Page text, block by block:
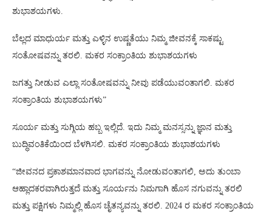
ಶುಭಾಶಯಗಳು.
ಬೆಲ್ಲದ ಮಾಧುರ್ಯ ಮತ್ತು ಎಳ್ಳಿನ ಉಷ್ಣತೆಯು ನಿಮ್ಮ ಜೀವನಕ್ಕೆ ಸಾಕಷ್ಟು
ಸಂತೋಷವನ್ನು ತರಲಿ. ಮಕರ ಸಂಕ್ರಾಂತಿಯ ಶುಭಾಶಯಗಳು
ಜಗತ್ತು ನೀಡುವ ಎಲ್ಲಾ ಸಂತೋಷವನ್ನು ನೀವು ಪಡೆಯುವಂತಾಗಲಿ. ಮಕರ
ಸಂಕ್ರಾಂತಿಯ ಶುಭಾಶಯಗಳು”
ಸೂರ್ಯ ಮತ್ತು ಸುಗ್ಗಿಯ ಹಬ್ಬ ಇಲ್ಲಿದೆ. ಇದು ನಿಮ್ಮ ಮನಸ್ಸನ್ನು ಜ್ಞಾನ ಮತ್ತು
ಬುದ್ಧಿವಂತಿಕೆಯಿಂದ ಬೆಳಗಿಸಲಿ. ಮಕರ ಸಂಕ್ರಾಂತಿಯ ಶುಭಾಶಯಗಳು
“ಜೀವನದ ಪ್ರಕಾಶಮಾನವಾದ ಭಾಗವನ್ನು ನೋಡುವಂತಾಗಲಿ, ಅದು ತುಂಬಾ
ಆಹ್ಲಾದಕರವಾಗಿರುತ್ತದೆ ಮತ್ತು ಸೂರ್ಯನು ನಿಮಗಾಗಿ ಹೊಸ ನಗುವನ್ನು ತರಲಿ
ಮತ್ತು ಪಕ್ಷಿಗಳು ನಿಮ್ಮಲ್ಲಿ ಹೊಸ ಚೈತನ್ಯವನ್ನು ತರಲಿ. 2024 ರ ಮಕರ ಸಂಕ್ರಾಂತಿಯ